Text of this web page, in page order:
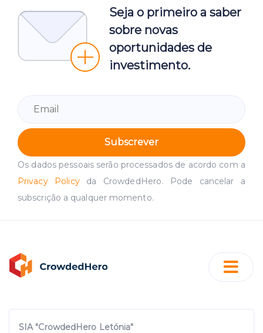
Seja o primeiro a saber
sobre novas
oportunidades de
investimento.
Subscrever
Os dados pessoais serão processados de acordo com a
Privacy Policyda CrowdedHero. Pode cancelar a
subscrição a qualquer momento.
SIA "CrowdedHero Letónia"